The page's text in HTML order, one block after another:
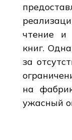
чтение и
книг.
за
на
ужасный